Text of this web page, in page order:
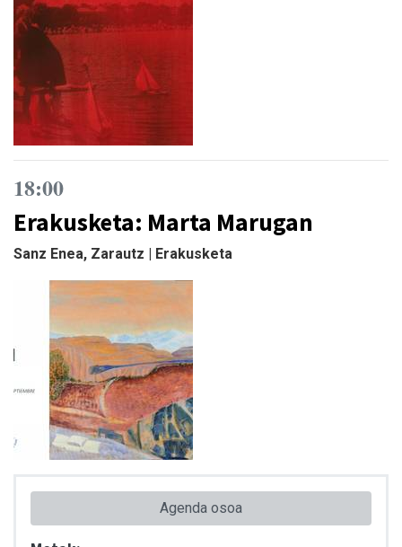
18:00
Erakusketa: Marta Marugan
Sanz Enea, Zarautz | Erakusketa
Agenda osoa